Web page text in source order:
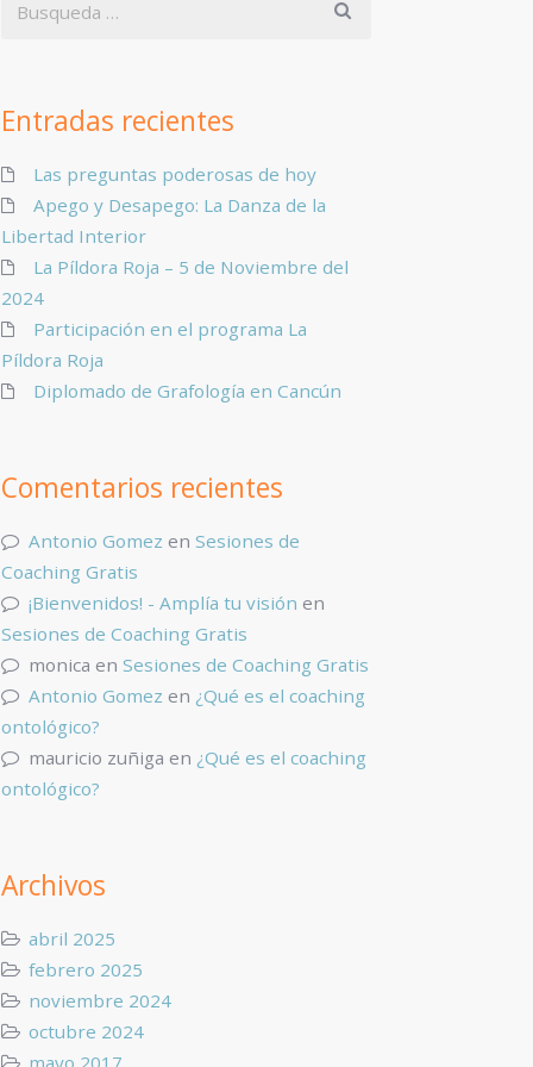
Entradas recientes
Las preguntas poderosas de hoy
Apego y Desapego: La Danza de la
Libertad Interior
La Píldora Roja – 5 de Noviembre del
2024
Participación en el programa La
Píldora Roja
Diplomado de Grafología en Cancún
Comentarios recientes
Antonio Gomez enSesiones de
Coaching Gratis
¡Bienvenidos! - Amplía tu visión en
Sesiones de Coaching Gratis
monica enSesiones de Coaching Gratis
Antonio Gomez en ¿Qué es el coaching
ontológico?
mauricio zuñiga en ¿Qué es el coaching
ontológico?
Archivos
abril 2025
febrero 2025
noviembre 2024
octubre 2024
mayo 2017